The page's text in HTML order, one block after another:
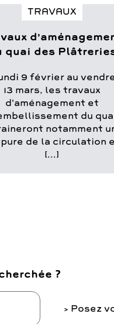
TRAVAUX
quai des
9 février au
13 mars, les travaux
d'aménagement et
du
notamment
de la circulation
[...]
?
Posez